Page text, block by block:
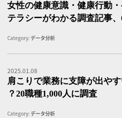
女性の健康意識・健康行動・
テラシーがわかる調査記事
Category: データ分析
2025.01.08
肩こりで業務に支障が出や
？20職種1,000人に調査
Category: データ分析